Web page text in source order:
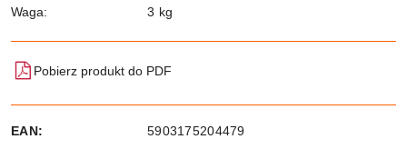
Waga: 3 kg
Pobierz produkt do PDF
EAN: 5903175204479